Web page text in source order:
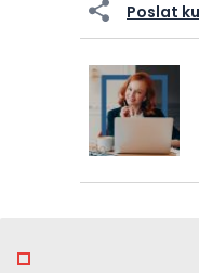
Poslat